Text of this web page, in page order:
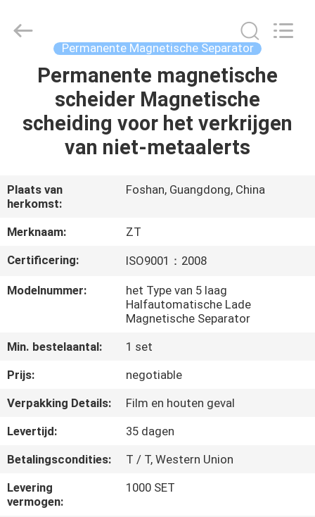
HUIS
PRODUCTEN
ONS
FABRIEKSREIS
CONTACTEER
ONS
NIEUWS
KENNIS
GEVALLEN
Ltd..
Permanente Magnetische Separator
Permanente magnetische
scheider Magnetische
scheiding voor het verkrijgen
van niet-metaalerts
Plaats van
herkomst:
Foshan, Guangdong, China
Merknaam:
ZT
Certificering:
ISO9001：2008
Modelnummer:
het Type van 5 laag
Halfautomatische Lade
Magnetische Separator
Min. bestelaantal:
1 set
Prijs:
negotiable
Verpakking Details:
Film en houten geval
Levertijd:
35 dagen
Betalingscondities:
T / T, Western Union
Levering
vermogen:
1000 SET